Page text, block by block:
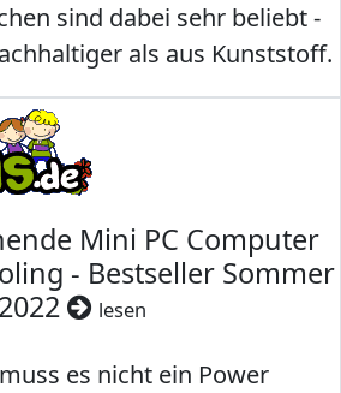
sind dabei sehr beliebt -
als aus Kunststoff.
Mini PC Computer
- Bestseller Sommer
2022
lesen
es nicht ein Power